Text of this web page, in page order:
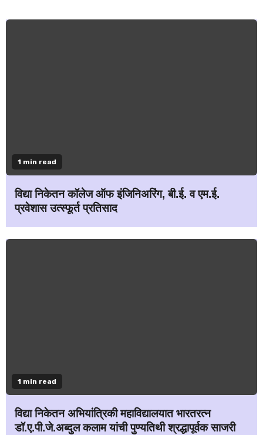
1 min read
विद्या निकेतन कॉलेज ऑफ इंजिनिअरिंग, बी.ई. व एम.ई.
प्रवेशास उत्स्फूर्त प्रतिसाद
1 min read
विद्या निकेतन अभियांत्रिकी महाविद्यालयात भारतरत्न
डॉ.ए.पी.जे.अब्दुल कलाम यांची पुण्यतिथी श्रद्धापूर्वक साजरी